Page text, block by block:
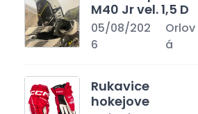
M40 Jr vel. 1,5 D
05/08/202
6
Orlov
á
Rukavice
hokejove